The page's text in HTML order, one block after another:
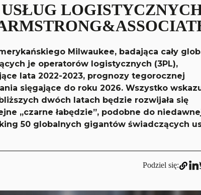
Milwaukee, badająca cały
je operatorów logistycznych (3PL),
lata 2022-2023, prognozy tegorocznej
sięgające do roku 2026. Wszystko
dwóch latach będzie rozwijała się
„czarne łabędzie”, podobne do
50 globalnych gigantów świadczących
Podziel się: